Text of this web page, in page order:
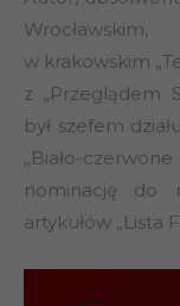
w krakowskim
z „Przeglądem
był szefem
„Biało-
nominację do
artykułów „Lista